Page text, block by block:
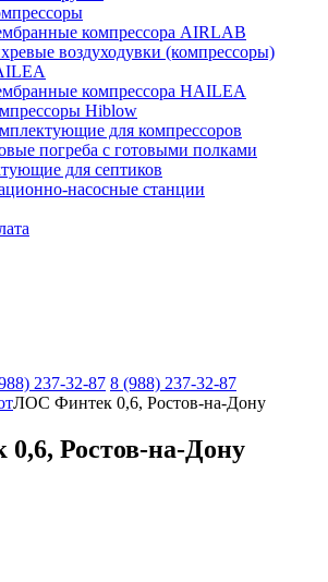
компрессора AIRLAB
воздуходувки (компрессоры)
компрессора HAILEA
Hiblow
для компрессоров
погреба с готовыми полками
для септиков
насосные станции
237-32-87 8 (988) 237-32-87
ЛОС Финтек 0,6, Ростов-на-Дону
Ростов-на-Дону